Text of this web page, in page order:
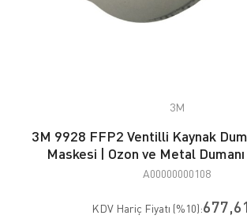
3M
3M 9928 FFP2 Ventilli Kaynak
Maskesi | Ozon ve Metal
A00000000108
KDV Hariç Fiyatı (%10):